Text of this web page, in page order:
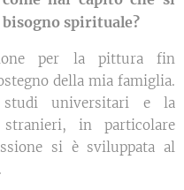
spirituale?
per la pittura fin
della mia famiglia.
studi universitari e la
in particolare
si è sviluppata al